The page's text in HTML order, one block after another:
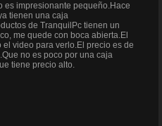
es impresionante pequeño.Hace
tienen una caja
de TranquilPc tienen un
me quede con boca abierta.El
video para verlo.El precio es de
no es poco por una caja
tiene precio alto.